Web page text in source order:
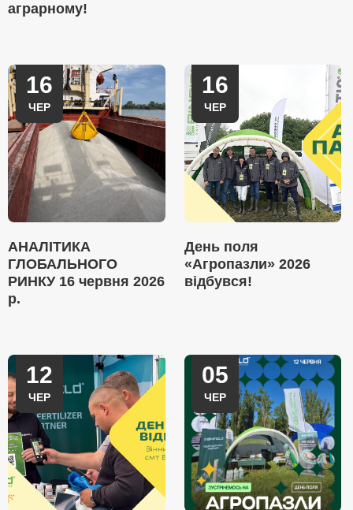
аграрному!
16
ЧЕР
АНАЛІТИКА
ГЛОБАЛЬНОГО
РИНКУ 16 червня 2026
р.
16
ЧЕР
День поля
«Агропазли» 2026
відбувся!
12
ЧЕР
05
ЧЕР